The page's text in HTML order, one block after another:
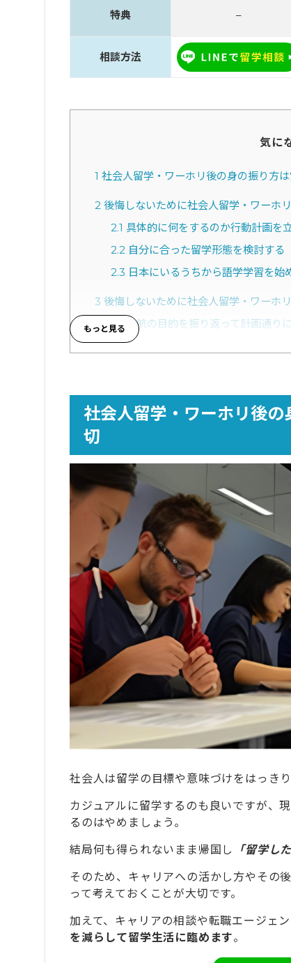
特典 –
相談方法
気に
1 社会人留学・ワーホリ後の身の振り方
2 後悔しないために社会人留学・ワーホ
2.1 具体的に何をするのか行動計画を
2.2自分に合った留学形態を検討する
2.3 日本にいるうちから語学学習を始
3 後悔しないために社会人留学・ワーホ
3.1渡航の目的を振り返って計画通り
3.2新しいことに次々と挑戦して日々
4社会人留学・ワーホリ後は就職が不利
4.2専門学校（TAFE）で得た知見を
4.3
国際基準で通用する資格（スキル
5社会人は留学・ワーホリした後にその
6 社会人留学・ワーホリ後は就職だけじ
6.1独立・起業する
6.2
大学・大学院・専門学校（TAFE
6.3 フリーターになる
社会人留学・ワーホリの準備からその
8社会人留学で後悔したくない方におす
9 社会人留学・ワーホリ後のキャリアを
社会人留学で失敗し引きこもりになる
10.1①受け身で消極的な人
10.2②自分に自信がなく負のループに
11社会人がその後を考えた時に留学・ワ
11.1正社員で帰国後のキャリアが決ま
11.2
留学中に限らず帰国直後も生活
11.3 留学中や帰国後の在り方について
12タビケン留学でオーストラリアに留学
12.1 オーストラリア留学きっかけに英
社会人留学・ワーホリ後
切
社会人は留学の目標や意味づけをはっき
カジュアルに留学するのも良いですが、
るのはやめましょう。
結局何も得られないまま帰国し 「留学し
そのため、キャリアへの活かし方やその
って考えておくことが大切です。
加えて、キャリアの相談や転職エージェ
を減らして留学生活に臨めます。